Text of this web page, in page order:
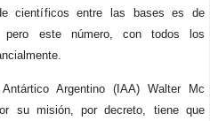
científicos entre las bases es de
pero este número, con todos los
Argentino (IAA) Walter Mc
su misión, por decreto, tiene que